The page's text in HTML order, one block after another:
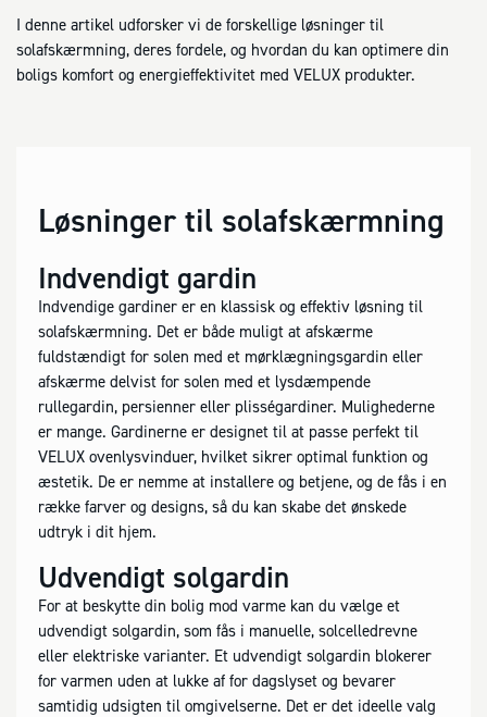
I denne artikel udforsker vi de forskellige løsninger til
solafskærmning, deres fordele, og hvordan du kan optimere din
boligs komfort og energieffektivitet med VELUX produkter.
Løsninger til solafskærmning
Indvendigt gardin
Indvendige gardiner er en klassisk og effektiv løsning til
solafskærmning. Det er både muligt at afskærme
fuldstændigt for solen med et mørklægningsgardin eller
afskærme delvist for solen med et lysdæmpende
rullegardin, persienner eller plisségardiner. Mulighederne
er mange. Gardinerne er designet til at passe perfekt til
VELUX ovenlysvinduer, hvilket sikrer optimal funktion og
æstetik. De er nemme at installere og betjene, og de fås i en
række farver og designs, så du kan skabe det ønskede
udtryk i dit hjem.
Udvendigt solgardin
For at beskytte din bolig mod varme kan du vælge et
udvendigt solgardin, som fås i manuelle, solcelledrevne
eller elektriske varianter. Et udvendigt solgardin blokerer
for varmen uden at lukke af for dagslyset og bevarer
samtidig udsigten til omgivelserne. Det er det ideelle valg